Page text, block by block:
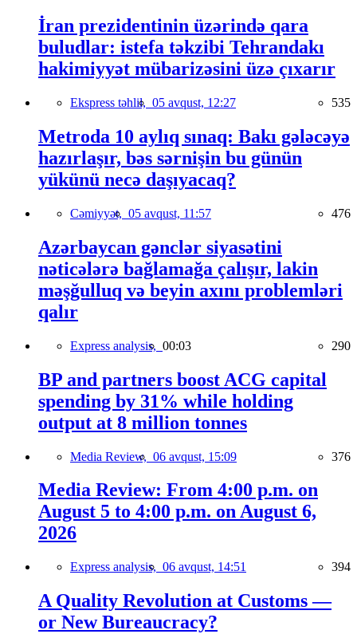
İran prezidentinin üzərində qara
buludlar: istefa təkzibi Tehrandakı
hakimiyyət mübarizəsini üzə çıxarır
Ekspress təhlil, 05 avqust, 12:27 535
Metroda 10 aylıq sınaq: Bakı gələcəyə
hazırlaşır, bəs sərnişin bu günün
yükünü necə daşıyacaq?
Cəmiyyət, 05 avqust, 11:57 476
Azərbaycan gənclər siyasətini
nəticələrə bağlamağa çalışır, lakin
məşğulluq və beyin axını problemləri
qalır
Express analysis, 00:03 290
BP and partners boost ACG capital
spending by 31% while holding
output at 8 million tonnes
Media Review, 06 avqust, 15:09 376
Media Review: From 4:00 p.m. on
August 5 to 4:00 p.m. on August 6,
2026
Express analysis, 06 avqust, 14:51 394
A Quality Revolution at Customs —
or New Bureaucracy?